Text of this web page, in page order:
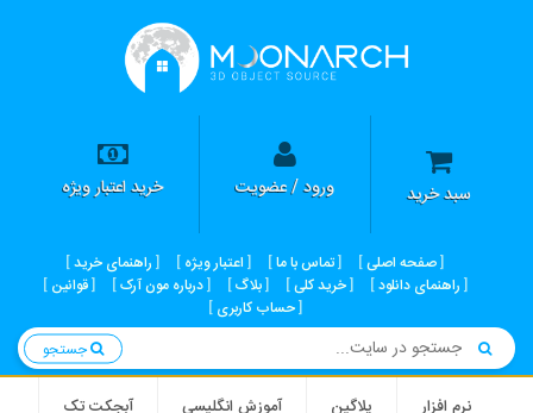
سبد خرید ورود / عضویت خرید اعتبار ویژه
صفحه اصلی تماس با ما اعتبار ویژه
راهنمای خرید
راهنمای دانلود
خرید کلی بلاگ درباره مون آرک
قوانین
حساب کاربری
نرم افزار پلاگین آموزش انگلیسی آبجکت تک